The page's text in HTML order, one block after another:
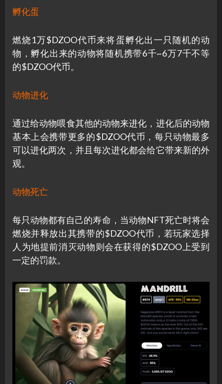
孵化蛋
燃烧1万$DZOO代币来将蛋孵化出一只随机的动
物，孵化出来的动物将随机携带6千~6万7千不等
的$DZOO代币。
动物进化
通过给动物喂食其他的动物来进化，进化后的动物
基本上会携带更多的$DZOO代币，每只动物最多
可以进化两次，并且每次进化都会给它带来新的外
观。
动物死亡
每只动物都有自己的寿命，当动物NFT死亡时将会
燃烧并释放出其携带的$DZOO代币，若玩家选择
人为地提前消灭动物则会在获得的$DZOO上受到
一定的罚款。